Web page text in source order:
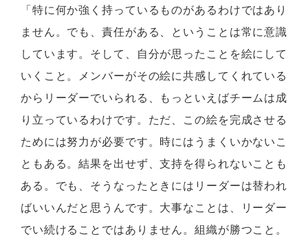
「特に何か強く持っているものがあるわけではあり
ません。でも、責任がある、ということは常に意識
しています。そして、自分が思ったことを絵にして
いくこと。メンバーがその絵に共感してくれている
からリーダーでいられる、もっといえばチームは成
り立っているわけです。ただ、この絵を完成させる
ためには努力が必要です。時にはうまくいかないこ
ともある。結果を出せず、支持を得られないことも
ある。でも、そうなったときにはリーダーは替われ
ばいいんだと思うんです。大事なことは、リーダー
でい続けることではありません。組織が勝つこと。